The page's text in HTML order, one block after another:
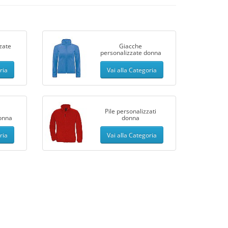
personalizzato è la scelta perfetta
su capi di abbigliamento, puoi creare un
L'abbigliamento personalizzato per donna
e creativa nella tua moda.
il tuo stile individuale in modo unico. Puoi
personalizzato ti offre un'opportunità per
Giacche
personalizzate donna
Vai alla Categoria
Pile personalizzati
donna
Vai alla Categoria